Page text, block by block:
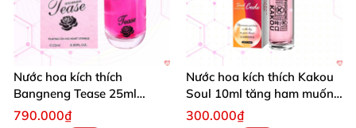
Nước hoa kích thích
Bangneng Tease 25ml
quyến rũ tự tin mua ngay
790.000₫
Nước hoa kích thích Kakou
Soul 10ml tăng ham muốn
phái mạnh nữ
300.000₫